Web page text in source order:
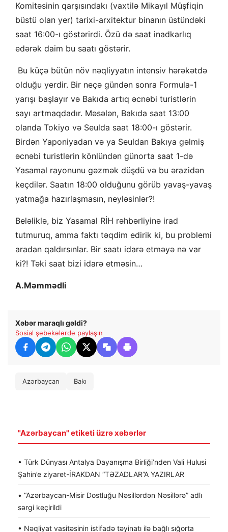
Komitəsinin qarşısındakı (vaxtilə Mikayıl Müşfiqin
büstü olan yer) tarixi-arxitektur binanın üstündəki
saat 16:00-ı göstərirdi. Özü də saat inadkarlıq
edərək daim bu saatı göstərir.
Bu küçə bütün növ nəqliyyatın intensiv hərəkətdə
olduğu yerdir. Bir neçə gündən sonra Formula-1
yarışı başlayır və Bakıda artıq əcnəbi turistlərin
sayı artmaqdadır. Məsələn, Bakıda saat 13:00
olanda Tokiyo və Seulda saat 18:00-ı göstərir.
Birdən Yaponiyadan və ya Seuldan Bakıya gəlmiş
əcnəbi turistlərin könlündən günorta saat 1-də
Yasamal rayonunu gəzmək düşdü və bu ərazidən
keçdilər. Saatın 18:00 olduğunu görüb yavaş-yavaş
yatmağa hazırlaşmasın, neyləsinlər?!
Beləliklə, biz Yasamal RİH rəhbərliyinə irad
tutmuruq, amma faktı təqdim edirik ki, bu problemi
aradan qaldırsınlar. Bir saatı idarə etməyə nə var
ki?! Təki saat bizi idarə etməsin…
A.Məmmədli
Xəbər maraqlı gəldi?
Sosial şəbəkələrdə paylaşın
Azərbaycan Bakı
"Azərbaycan" etiketi üzrə xəbərlər
• Türk Dünyası Antalya Dayanışma Birliği’nden Vali Hulusi
Şahin’e ziyaret-İRAKDAN “TƏZADLAR”A YAZIRLAR
• “Azərbaycan-Misir Dostluğu Nəsillərdən Nəsillərə” adlı
sərgi keçirildi
• Nəqliyat vasitəsinin istifadə təyinatı ilə bağlı sığorta